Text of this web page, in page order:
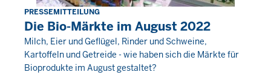
Freitag,
30
September
2022
-
PRESSEMITTEILUNG
Die Bio-Märkte im August 2022
Milch, Eier und Geflügel, Rinder und Schweine,
Kartoffeln und Getreide - wie haben sich die Märkte für
Bioprodukte im August gestaltet?